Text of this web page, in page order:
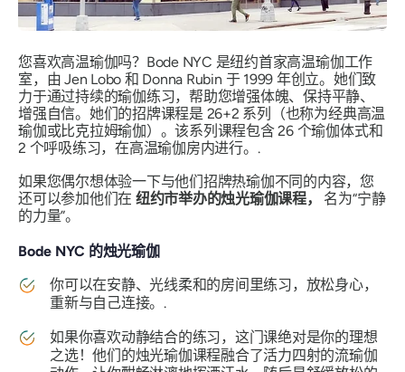
您喜欢高温瑜伽吗？Bode NYC 是纽约首家高温瑜伽工作
室，由 Jen Lobo 和 Donna Rubin 于 1999 年创立。她们致
力于通过持续的瑜伽练习，帮助您增强体魄、保持平静、
增强自信。她们的招牌课程是 26+2 系列（也称为经典高温
瑜伽或比克拉姆瑜伽）。该系列课程包含 26 个瑜伽体式和
2 个呼吸练习，在高温瑜伽房内进行。.
如果您偶尔想体验一下与他们招牌热瑜伽不同的内容，您
还可以参加他们在 纽约市举办的烛光瑜伽课程， 名为“宁静
的力量”。
Bode NYC 的烛光瑜伽
你可以在安静、光线柔和的房间里练习，放松身心，
重新与自己连接。.
如果你喜欢动静结合的练习，这门课绝对是你的理想
之选！他们的烛光瑜伽课程融合了活力四射的流瑜伽